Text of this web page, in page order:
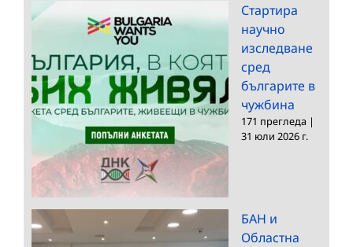
Стартира
научно
изследване
сред
българите в
чужбина
171 прегледа |
31 юли 2026 г.
БАН и
Областна